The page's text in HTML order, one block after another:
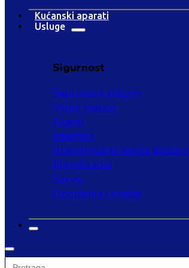
Kućanski aparati
Usluge
Sigurnost
Sigurnosni sistemi
Video nadzor
Alarm
Interfoni
Iznajmljivanje korpa dizalice
Klimatizacija
Servis
Ozvučenja i mreže
Search